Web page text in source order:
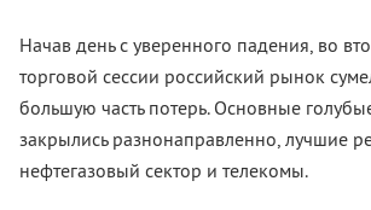
Начав день с уверенного падения, во
торговой сессии российский рынок
большую часть потерь. Основные
закрылись разнонаправленно, лучшие
нефтегазовый сектор и телекомы.